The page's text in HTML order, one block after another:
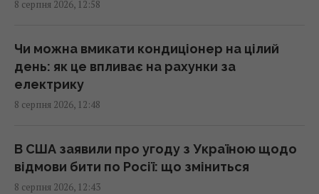
залучати більше кредитів: Пишний розкрив
деталі
13:12 субота, 08 серпня 2026
поспішає вийти заміж
13:06 субота, 08 серпня 2026
8 серпня 2026, 12:58
Чи можна вмикати кондиціонер на цілий
день: як це впливає на рахунки за
електрику
8 серпня 2026, 12:48
В США заявили про угоду з Україною щодо
відмови бити по Росії: що зміниться
8 серпня 2026, 12:43